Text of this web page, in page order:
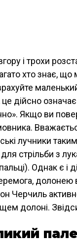
і трохи
хто знає,
дійсно
Якщо ви
лучники
стрільби з
Однак є
долонею
Черчиль
долоні.